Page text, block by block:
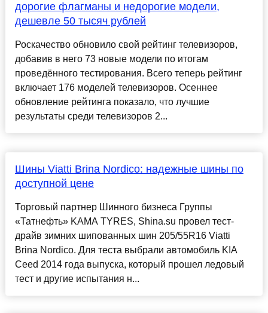
дорогие флагманы и недорогие модели,
дешевле 50 тысяч рублей
Роскачество обновило свой рейтинг телевизоров,
добавив в него 73 новые модели по итогам
проведённого тестирования. Всего теперь рейтинг
включает 176 моделей телевизоров. Осеннее
обновление рейтинга показало, что лучшие
результаты среди телевизоров 2...
Шины Viatti Brina Nordico: надежные шины по
доступной цене
Торговый партнер Шинного бизнеса Группы
«Татнефть» KAMA TYRES, Shina.su провел тест-
драйв зимних шипованных шин 205/55R16 Viatti
Brina Nordico. Для теста выбрали автомобиль KIA
Ceed 2014 года выпуска, который прошел ледовый
тест и другие испытания н...